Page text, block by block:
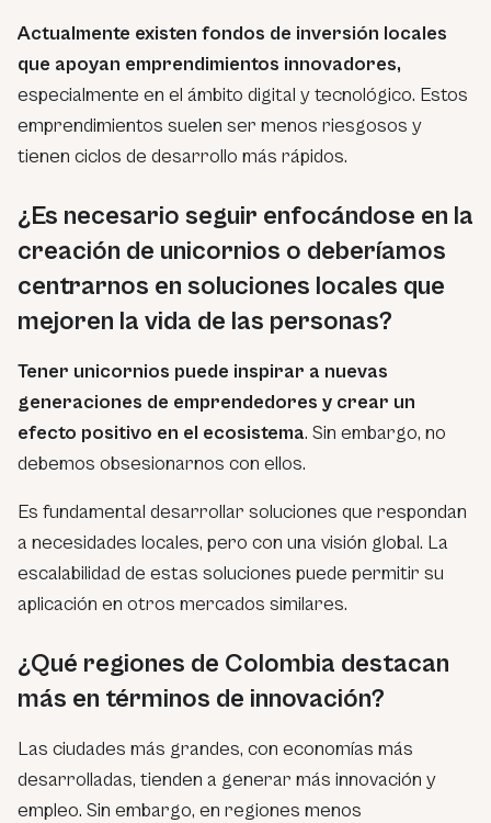
Actualmente existen fondos de inversión locales
que apoyan emprendimientos innovadores,
especialmente en el ámbito digital y tecnológico. Estos
emprendimientos suelen ser menos riesgosos y
tienen ciclos de desarrollo más rápidos.
¿Es necesario seguir enfocándose en la
creación de unicornios o deberíamos
centrarnos en soluciones locales que
mejoren la vida de las personas?
Tener unicornios puede inspirar a nuevas
generaciones de emprendedores y crear un
efecto positivo en el ecosistema. Sin embargo, no
debemos obsesionarnos con ellos.
Es fundamental desarrollar soluciones que respondan
a necesidades locales, pero con una visión global. La
escalabilidad de estas soluciones puede permitir su
aplicación en otros mercados similares.
¿Qué regiones de Colombia destacan
más en términos de innovación?
Las ciudades más grandes, con economías más
desarrolladas, tienden a generar más innovación y
empleo. Sin embargo, en regiones menos